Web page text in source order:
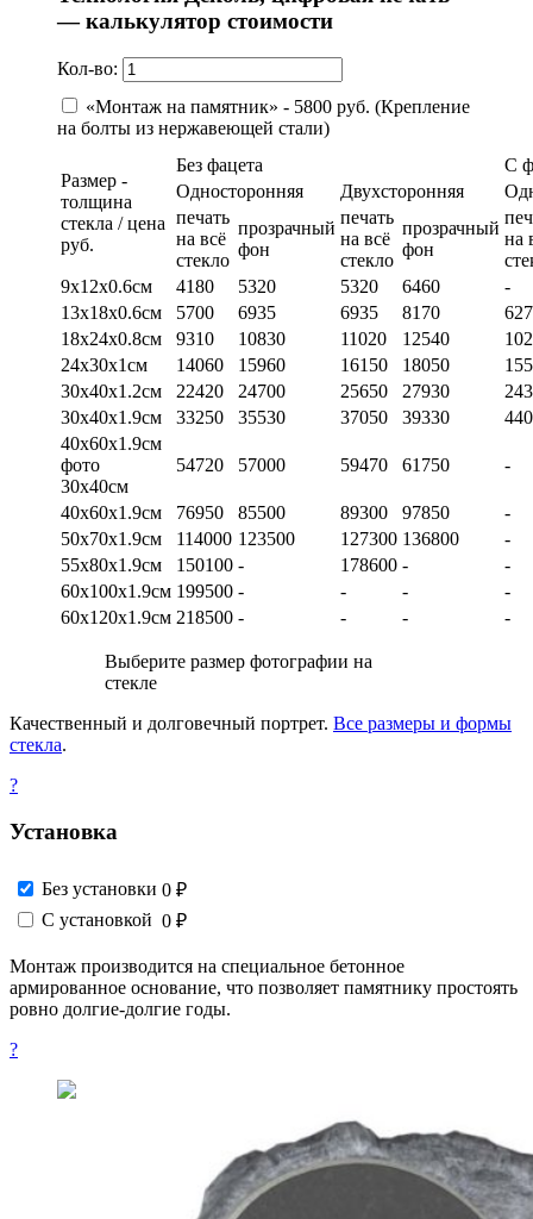
— калькулятор стоимости
Кол-во:
«Монтаж на памятник» - 5800 руб. (Крепление
на болты из нержавеющей стали)
Размер -
толщина
стекла / цена
руб.
Без фацета
С
Односторонняя
Двухсторонняя
печать
на всё
стекло
прозрачный
фон
печать
на всё
стекло
прозрачный
фон
на
9х12х0.6см
4180 5320 5320 6460
-
13х18х0.6см
5700 6935 6935 8170
18х24х0.8см
9310 10830 11020 12540
24х30х1см
14060 15960 16150 18050
30х40х1.2см
22420 24700 25650 27930
30х40х1.9см
33250 35530 37050 39330
40х60х1.9см
фото
30х40см
54720 57000 59470 61750 -
40х60х1.9см 76950 85500 89300 97850
-
50х70х1.9см
114000 123500 127300 136800
-
55х80х1.9см
150100 - 178600 -
-
60х100х1.9см 199500 - - -
-
60х120х1.9см 218500 - - - -
Выберите размер фотографии на
стекле
Качественный и долговечный портрет. Все размеры и формы
стекла.
?
Установка
Без установки 0 ₽
С установкой 0 ₽
Монтаж производится на специальное бетонное
армированное основание, что позволяет памятнику простоять
ровно долгие-долгие годы.
?